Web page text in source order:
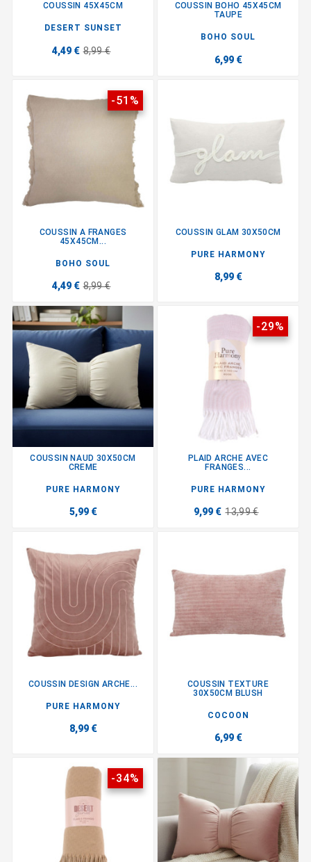
COUSSIN 45X45CM
DESERT SUNSET
4,49 € 8,99 €
COUSSIN BOHO 45X45CM
TAUPE
BOHO SOUL
6,99 €
-51%
COUSSIN A FRANGES
45X45CM...
BOHO SOUL
4,49 € 8,99 €
COUSSIN GLAM 30X50CM
PURE HARMONY
8,99 €
COUSSIN NAUD 30X50CM
CREME
PURE HARMONY
5,99 €
-29%
PLAID ARCHE AVEC
FRANGES...
PURE HARMONY
9,99 € 13,99 €
COUSSIN DESIGN ARCHE...
PURE HARMONY
8,99 €
COUSSIN TEXTURE
30X50CM BLUSH
COCOON
6,99 €
-34%